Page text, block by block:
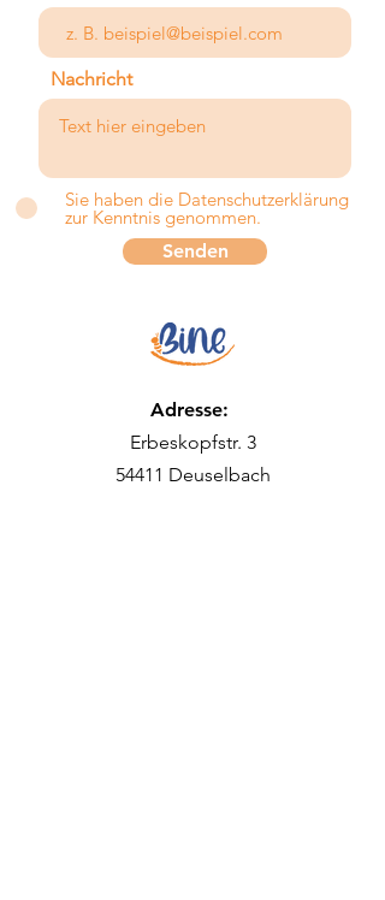
Nachricht
Sie haben die Datenschutzerklärung
zur Kenntnis genommen.
Senden
Adresse:
Erbeskopfstr. 3
54411 Deuselbach